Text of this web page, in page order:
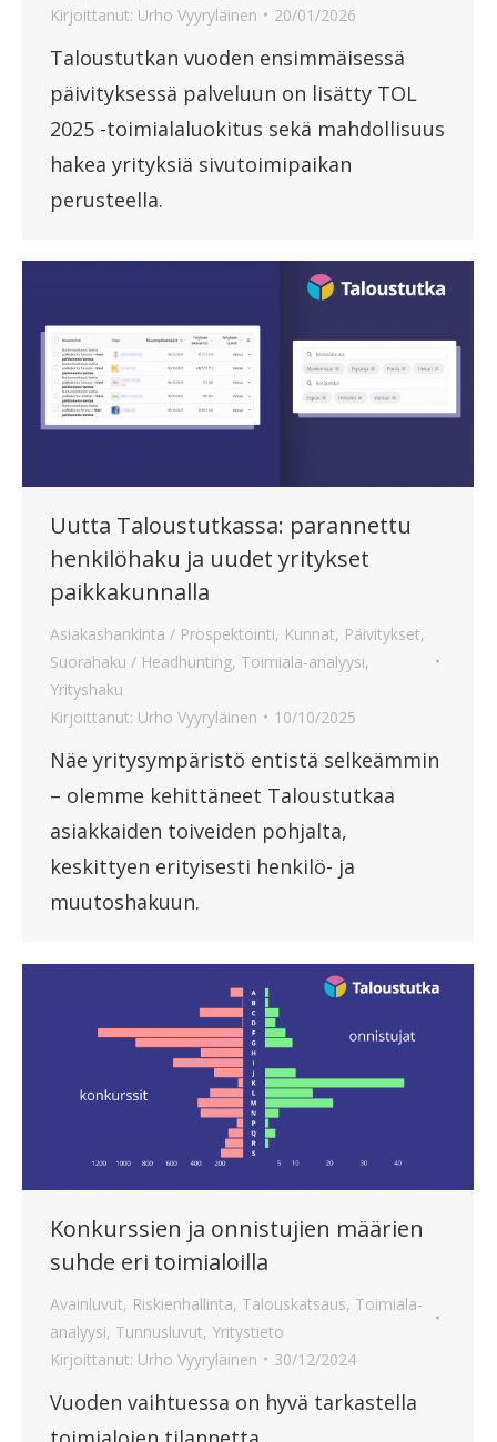
Kirjoittanut: Urho Vyyryläinen 20/01/2026
Taloustutkan vuoden ensimmäisessä
päivityksessä palveluun on lisätty TOL
2025 -toimialaluokitus sekä mahdollisuus
hakea yrityksiä sivutoimipaikan
perusteella.
Uutta Taloustutkassa: parannettu
henkilöhaku ja uudet yritykset
paikkakunnalla
Asiakashankinta / Prospektointi, Kunnat, Päivitykset,
Suorahaku / Headhunting, Toimiala-analyysi,
Yrityshaku
Kirjoittanut: Urho Vyyryläinen 10/10/2025
Näe yritysympäristö entistä selkeämmin
– olemme kehittäneet Taloustutkaa
asiakkaiden toiveiden pohjalta,
keskittyen erityisesti henkilö- ja
muutoshakuun.
Konkurssien ja onnistujien määrien
suhde eri toimialoilla
Avainluvut, Riskienhallinta, Talouskatsaus, Toimiala-
analyysi, Tunnusluvut, Yritystieto
Kirjoittanut: Urho Vyyryläinen 30/12/2024
Vuoden vaihtuessa on hyvä tarkastella